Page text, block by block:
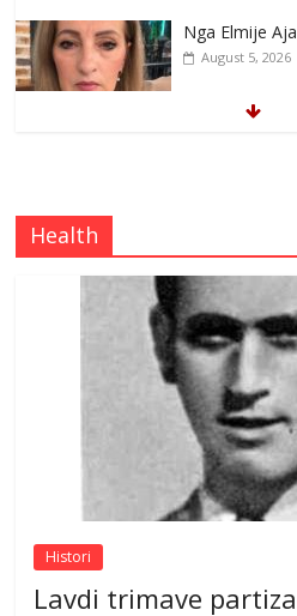
Nga Elmije
August 5, 2026
Çlirimtari
me mirenjohje
e invalidëve
August 4, 2026
Sulm , pse të
August 8, 2026
Health
Histori
Lavdi trimave